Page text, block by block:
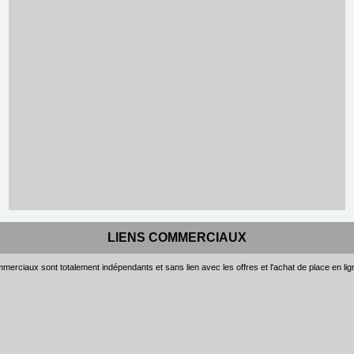
LIENS COMMERCIAUX
sont totalement indépendants et sans lien avec les offres et l'achat de place en